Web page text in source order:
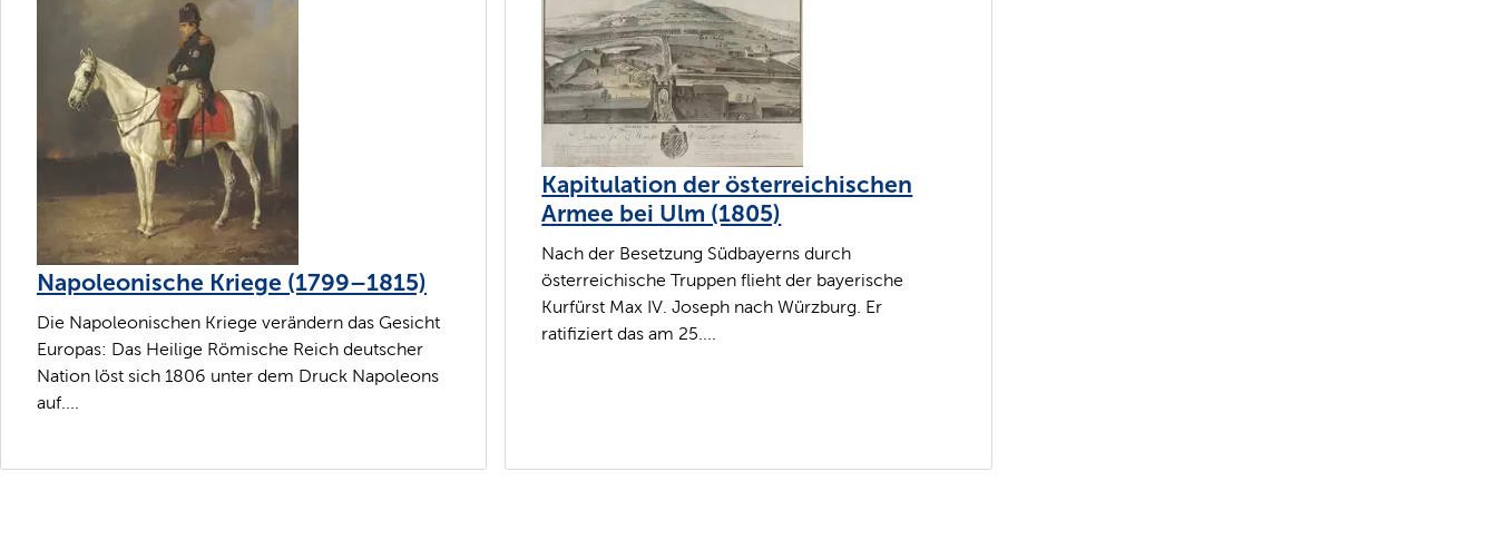
Napoleonische Kriege (1799–1815)
Die Napoleonischen Kriege verändern das Gesicht
Europas: Das Heilige Römische Reich deutscher
Nation löst sich 1806 unter dem Druck Napoleons
auf....
Kapitulation der österreichischen
Armee bei Ulm (1805)
Nach der Besetzung Südbayerns durch
österreichische Truppen flieht der bayerische
Kurfürst Max IV. Joseph nach Würzburg. Er
ratifiziert das am 25....